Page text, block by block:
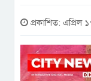
প্রকাশিত: